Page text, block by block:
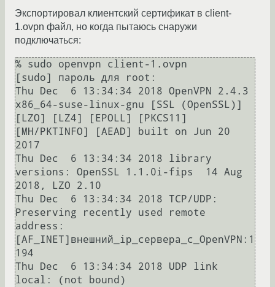
Экспортировал клиентский сертификат в client-
1.ovpn файл, но когда пытаюсь снаружи
подключаться:
% sudo openvpn client-1.ovpn
[sudo] пароль для root:
Thu Dec  6 13:34:34 2018 OpenVPN 2.4.3
x86_64-suse-linux-gnu [SSL (OpenSSL)]
[LZO] [LZ4] [EPOLL] [PKCS11]
[MH/PKTINFO] [AEAD] built on Jun 20
2017
Thu Dec  6 13:34:34 2018 library
versions: OpenSSL 1.1.0i-fips  14 Aug
2018, LZO 2.10
Thu Dec  6 13:34:34 2018 TCP/UDP:
Preserving recently used remote
address:
[AF_INET]внешний_ip_сервера_с_OpenVPN:1
194
Thu Dec  6 13:34:34 2018 UDP link
local: (not bound)